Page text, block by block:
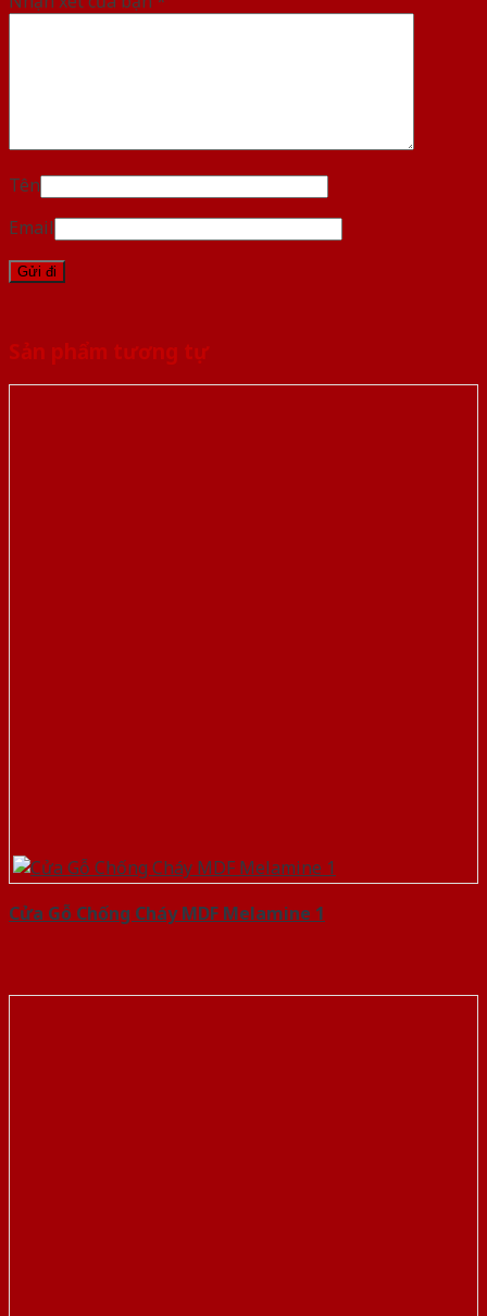
Tên
Email
Sản phẩm tương tự
Cửa Gỗ Chống Cháy MDF Melamine 1